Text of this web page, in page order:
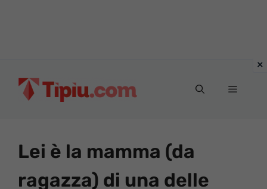
Menu
Lei è la mamma (da
ragazza) di una delle